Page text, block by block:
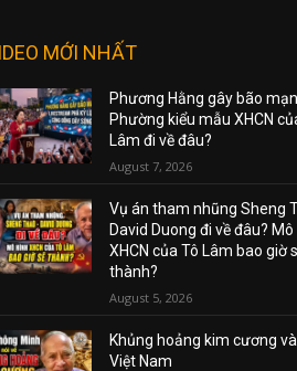
MỚI NHẤT
Phương Hằng gây bão
Phường kiểu mẫu XHCN
Lâm đi về đâu?
August 7, 2026
Vụ án tham nhũng Sheng
David Duong đi về đâu? Mô
XHCN của Tô Lâm bao giờ
thành?
August 5, 2026
Khủng hoảng kim cương
Việt Nam